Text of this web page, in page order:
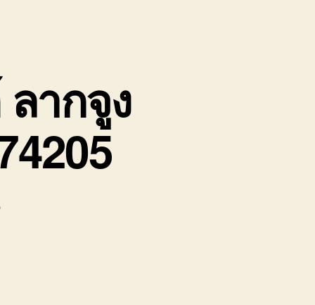
ากจูง
บน